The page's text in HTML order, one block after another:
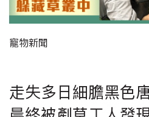
寵物新聞
走失多日細膽黑色